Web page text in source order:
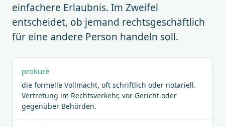
einfachere Erlaubnis. Im Zweifel
entscheidet, ob jemand rechtsgeschäftlich
für eine andere Person handeln soll.
prokurë
die formelle Vollmacht, oft schriftlich oder notariell.
Vertretung im Rechtsverkehr, vor Gericht oder
gegenüber Behörden.